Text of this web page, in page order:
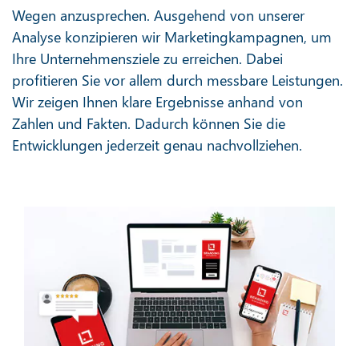
Wegen anzusprechen. Ausgehend von unserer
Analyse konzipieren wir Marketingkampagnen, um
Ihre Unternehmensziele zu erreichen. Dabei
profitieren Sie vor allem durch messbare Leistungen.
Wir zeigen Ihnen klare Ergebnisse anhand von
Zahlen und Fakten. Dadurch können Sie die
Entwicklungen jederzeit genau nachvollziehen.